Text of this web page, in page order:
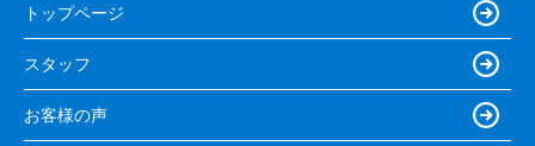
トップページ
スタッフ
お客様の声